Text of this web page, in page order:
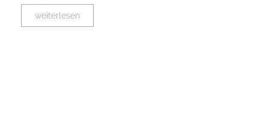
weiterlesen